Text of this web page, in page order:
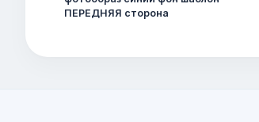
ПЕРЕДНЯЯ сторона